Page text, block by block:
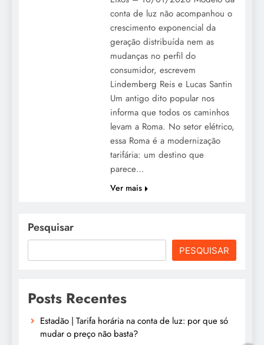
conta de luz não acompanhou o
crescimento exponencial da
geração distribuída nem as
mudanças no perfil do
consumidor, escrevem
Lindemberg Reis e Lucas Santin
Um antigo dito popular nos
informa que todos os caminhos
levam a Roma. No setor elétrico,
essa Roma é a modernização
tarifária: um destino que
parece…
Ver mais
Pesquisar
PESQUISAR
Posts Recentes
Estadão | Tarifa horária na conta de luz: por que só
mudar o preço não basta?